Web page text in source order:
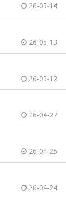
26-05-14
26-05-13
26-05-12
26-04-27
26-04-25
26-04-24